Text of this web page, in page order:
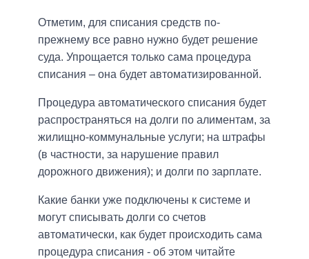
Отметим, для списания средств по-
прежнему все равно нужно будет решение
суда. Упрощается только сама процедура
списания – она будет автоматизированной.
Процедура автоматического списания будет
распространяться на долги по алиментам, за
жилищно-коммунальные услуги; на штрафы
(в частности, за нарушение правил
дорожного движения); и долги по зарплате.
Какие банки уже подключены к системе и
могут списывать долги со счетов
автоматически, как будет происходить сама
процедура списания - об этом читайте